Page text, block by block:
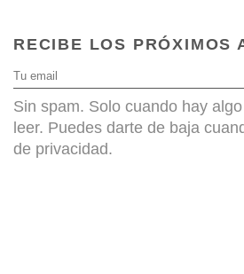
RECIBE LOS PRÓXIMOS
Sin spam. Solo cuando hay
leer. Puedes darte de baja
de privacidad.